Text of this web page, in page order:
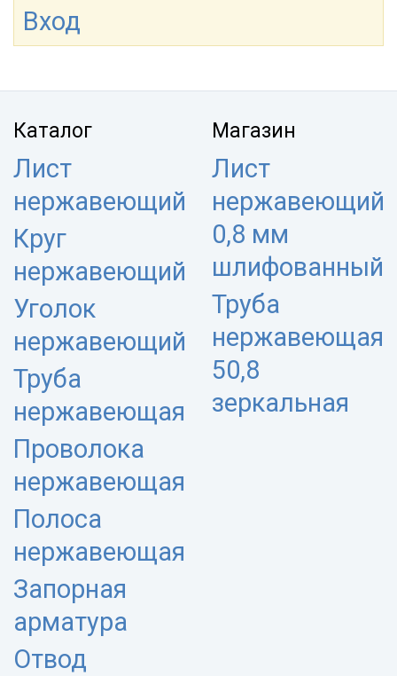
Вход
Каталог
Лист
нержавеющий
Круг
нержавеющий
Уголок
нержавеющий
Труба
нержавеющая
Проволока
нержавеющая
Полоса
нержавеющая
Запорная
арматура
Отвод
Магазин
Лист
нержавеющий
0,8 мм
шлифованный
Труба
нержавеющая
50,8
зеркальная